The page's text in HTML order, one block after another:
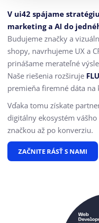
V ui42 spájame
marketing a AI do
Budujeme značky a
shopy, navrhujeme UX a
prinášame merateľné
Naše riešenia rozširuje
premieňa firemné dáta
Vďaka tomu získate
digitálny ekosystém
značkou až po konverziu.
ZAČNITE RÁSŤ S NAMI